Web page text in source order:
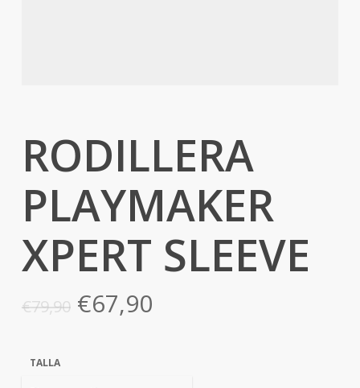
RODILLERA
PLAYMAKER
XPERT SLEEVE
€79,90 El
precio
€67,90El
TALLA